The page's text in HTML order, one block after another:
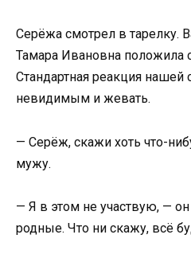
Серёжа смотрел в тарелку.
Тамара Ивановна положила
Стандартная реакция нашей
невидимым и жевать.
— Серёж, скажи хоть что-
мужу.
— Я в этом не участвую, —
родные. Что ни скажу, всё